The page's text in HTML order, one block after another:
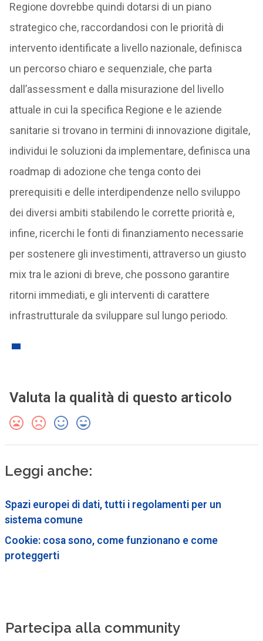
Regione dovrebbe quindi dotarsi di un piano
strategico che, raccordandosi con le priorità di
intervento identificate a livello nazionale, definisca
un percorso chiaro e sequenziale, che parta
dall’assessment e dalla misurazione del livello
attuale in cui la specifica Regione e le aziende
sanitarie si trovano in termini di innovazione digitale,
individui le soluzioni da implementare, definisca una
roadmap di adozione che tenga conto dei
prerequisiti e delle interdipendenze nello sviluppo
dei diversi ambiti stabilendo le corrette priorità e,
infine, ricerchi le fonti di finanziamento necessarie
per sostenere gli investimenti, attraverso un giusto
mix tra le azioni di breve, che possono garantire
ritorni immediati, e gli interventi di carattere
infrastrutturale da sviluppare sul lungo periodo.
Valuta la qualità di questo articolo
Leggi anche:
Spazi europei di dati, tutti i regolamenti per un
sistema comune
Cookie: cosa sono, come funzionano e come
proteggerti
Partecipa alla community